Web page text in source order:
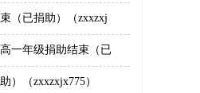
（已捐助）（zxxzxj
一年级捐助结束（已
）（zxxzxjx775）